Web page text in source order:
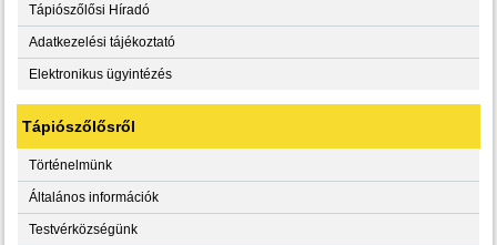
Tápiószőlősi Híradó
Adatkezelési tájékoztató
Elektronikus ügyintézés
Tápiószőlősről
Történelmünk
Általános információk
Testvérközségünk